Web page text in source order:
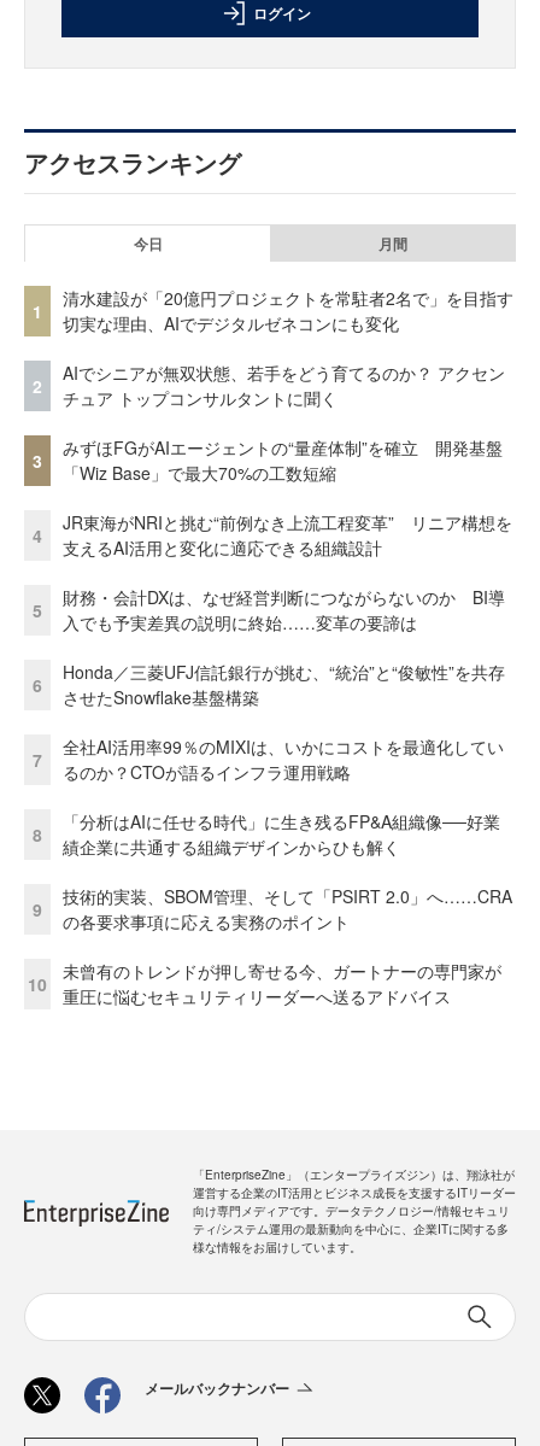
ログイン
アクセスランキング
今日 月間
1
清水建設が「20億円プロジェクトを常駐者2名で」を目指す
切実な理由、AIでデジタルゼネコンにも変化
2
AIでシニアが無双状態、若手をどう育てるのか？ アクセン
チュア トップコンサルタントに聞く
3
みずほFGがAIエージェントの“量産体制”を確立 開発基盤
「Wiz Base」で最大70%の工数短縮
4
JR東海がNRIと挑む“前例なき上流工程変革” リニア構想を
支えるAI活用と変化に適応できる組織設計
5
財務・会計DXは、なぜ経営判断につながらないのか BI導
入でも予実差異の説明に終始……変革の要諦は
6
Honda／三菱UFJ信託銀行が挑む、“統治”と“俊敏性”を共存
させたSnowflake基盤構築
7
全社AI活用率99％のMIXIは、いかにコストを最適化してい
るのか？CTOが語るインフラ運用戦略
8
「分析はAIに任せる時代」に生き残るFP&A組織像──好業
績企業に共通する組織デザインからひも解く
9
技術的実装、SBOM管理、そして「PSIRT 2.0」へ……CRA
の各要求事項に応える実務のポイント
10
未曾有のトレンドが押し寄せる今、ガートナーの専門家が
重圧に悩むセキュリティリーダーへ送るアドバイス
「EnterpriseZine」（エンタープライズジン）は、翔泳社が
運営する企業のIT活用とビジネス成長を支援するITリーダー
向け専門メディアです。データテクノロジー/情報セキュリ
ティ/システム運用の最新動向を中心に、企業ITに関する多
様な情報をお届けしています。
メールバックナンバー